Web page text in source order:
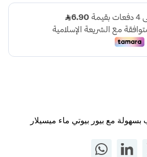
بسهولة مع بيور بيوتي ماء ميسيلار